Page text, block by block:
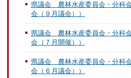
県議会 農林水産委員会・分科
会（９月議会））
県議会 農林水産委員会・分科
会（７月開催））
県議会 農林水産委員会・分科
会（６月議会））